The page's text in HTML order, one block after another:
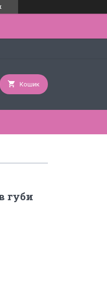
Кошик
губи